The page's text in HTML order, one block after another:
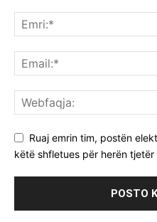
Ruaj emrin tim, postën
këtë shfletues për herën tjetër